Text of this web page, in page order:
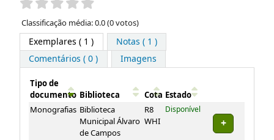
Pontuação
Classificação média: 0.0 (0 votos)
Exemplares ( 1 )
Notas ( 1 )
Comentários ( 0 )
Imagens
Exemplares
Tipo de
documento Biblioteca Cota Estado
Monografias Biblioteca
Municipal Álvaro
de Campos
R8
WHI
Disponível